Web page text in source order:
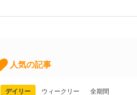
人気の記事
デイリー ウィークリー 全期間